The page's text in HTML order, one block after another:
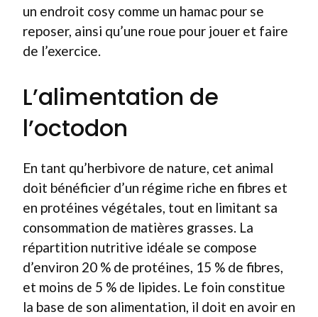
un endroit cosy comme un hamac pour se
reposer, ainsi qu’une roue pour jouer et faire
de l’exercice.
L’alimentation de
l’octodon
En tant qu’herbivore de nature, cet animal
doit bénéficier d’un régime riche en fibres et
en protéines végétales, tout en limitant sa
consommation de matières grasses. La
répartition nutritive idéale se compose
d’environ 20 % de protéines, 15 % de fibres,
et moins de 5 % de lipides. Le foin constitue
la base de son alimentation, il doit en avoir en